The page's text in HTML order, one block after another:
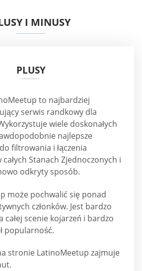
I MINUSY
PLUSY
to najbardziej
serwis randkowy dla
wiele doskonałych
najlepsze
filtrowania i łączenia
Stanach Zjednoczonych i
odkryty sposób.
może pochwalić się ponad
członków. Jest bardzo
całej scenie kojarzeń i bardzo
popularność.
stronie LatinoMeetup zajmuje